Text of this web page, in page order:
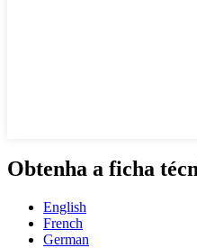
Obtenha a ficha
English
French
German